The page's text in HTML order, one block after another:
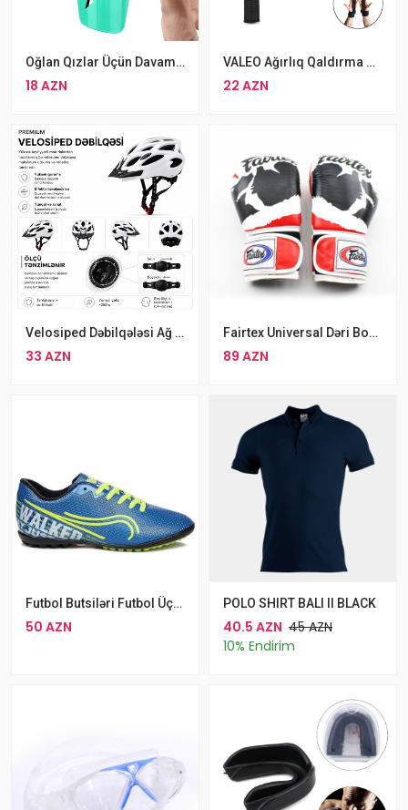
Oğlan Qızlar Üçün Davamlı Futbol Dizliyi Rengbərəng Qoruyucu Şitqi
18 AZN
VALEO Ağırlıq Qaldırma Üçün Lamka Qara Rengli Cüt
22 AZN
Velosiped Dəbilqələsi Ağ Rəng
33 AZN
Fairtex Universal Dəri Boks Əlcəyi MMA Fairtex Muay Thai Boks Kik Boks Əlcəyi
89 AZN
Futbol Butsiləri Futbol Üçün WALKED MRD 233 Mavi
50 AZN
POLO SHIRT BALI II BLACK
40.5 AZN 45 AZN
10% Endirim